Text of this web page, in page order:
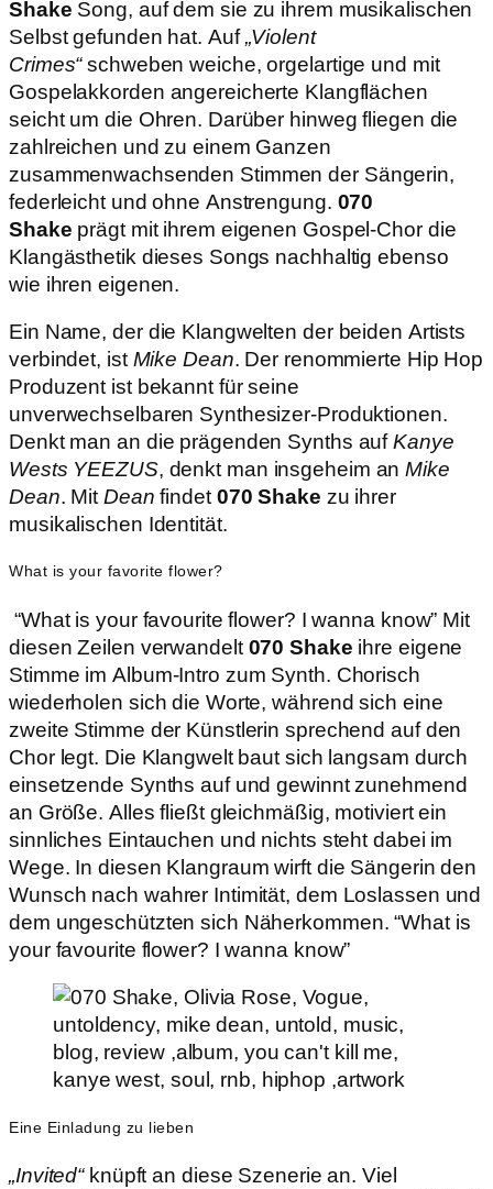
Shake Song, auf dem sie zu ihrem musikalischen
Selbst gefunden hat. Auf„Violent
Crimes“schweben weiche, orgelartige und mit
Gospelakkorden angereicherte Klangflächen
seicht um die Ohren. Darüber hinweg fliegen die
zahlreichen und zu einem Ganzen
zusammenwachsenden Stimmen der Sängerin,
federleicht und ohne Anstrengung. 070
Shake prägt mit ihrem eigenen Gospel-Chor die
Klangästhetik dieses Songs nachhaltig ebenso
wie ihren eigenen.
Ein Name, der die Klangwelten der beiden Artists
verbindet, ist Mike Dean. Der renommierte Hip Hop
Produzent ist bekannt für seine
unverwechselbaren Synthesizer-Produktionen.
Denkt man an die prägenden Synths aufKanye
Wests YEEZUS, denkt man insgeheim anMike
Dean. Mit Dean findet 070 Shake zu ihrer
musikalischen Identität.
What is your favorite flower?
“What is your favourite flower? I wanna know” Mit
diesen Zeilen verwandelt 070 Shake ihre eigene
Stimme im Album-Intro zum Synth. Chorisch
wiederholen sich die Worte, während sich eine
zweite Stimme der Künstlerin sprechend auf den
Chor legt. Die Klangwelt baut sich langsam durch
einsetzende Synths auf und gewinnt zunehmend
an Größe. Alles fließt gleichmäßig, motiviert ein
sinnliches Eintauchen und nichts steht dabei im
Wege. In diesen Klangraum wirft die Sängerin den
Wunsch nach wahrer Intimität, dem Loslassen und
dem ungeschützten sich Näherkommen. “What is
your favourite flower? I wanna know”
Eine Einladung zu lieben
„Invited“knüpft an diese Szenerie an. Viel